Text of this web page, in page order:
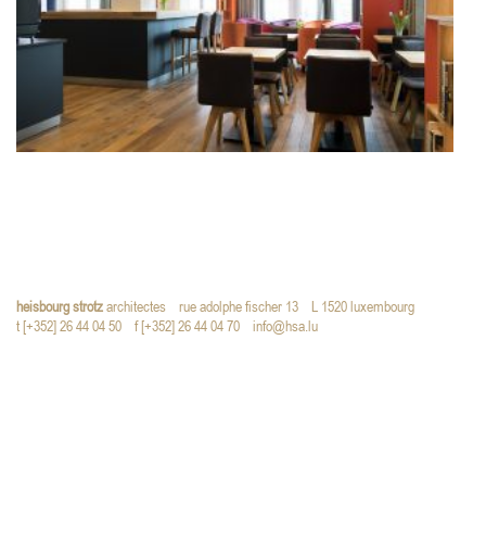
heisbourg strotz architectes rue adolphe fischer 13
L 1520 luxembourg
t [+352] 26 44 04 50
f [+352] 26 44 04 70 info@hsa.lu